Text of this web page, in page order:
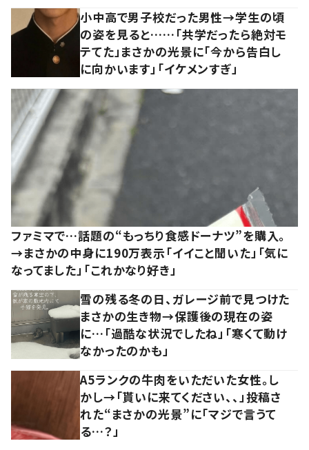
小中高で男子校だった男性→学生の頃
の姿を見ると……「共学だったら絶対モ
テてた」まさかの光景に「今から告白し
に向かいます」「イケメンすぎ」
ファミマで…話題の“もっちり食感ドーナツ”を購入。
→まさかの中身に190万表示「イイこと聞いた」「気に
なってました」「これかなり好き」
雪の残る冬の日、ガレージ前で見つけた
まさかの生き物→保護後の現在の姿
に…「過酷な状況でしたね」「寒くて動け
なかったのかも」
A5ランクの牛肉をいただいた女性。し
かし→「貰いに来てください、、」投稿さ
れた“まさかの光景”に「マジで言うて
る…？」